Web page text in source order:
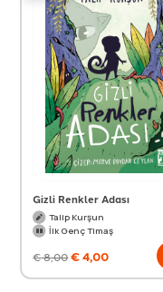
Gizli Renkler Adası
Talip Kurşun
İlk Genç Timaş
€8,00€4,00